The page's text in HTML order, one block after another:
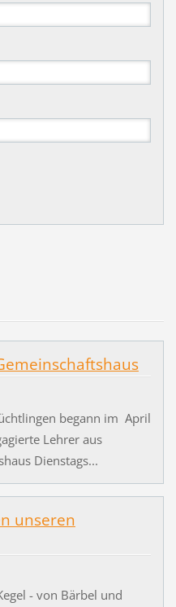
begann im April
Lehrer aus
Dienstags...
unseren
- von Bärbel und